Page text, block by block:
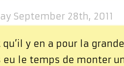
September 28th, 2011
y en a pour la
eu le temps de monter